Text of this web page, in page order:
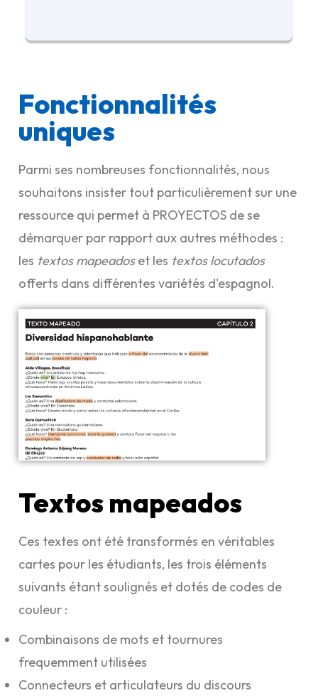
Fonctionnalités
uniques
Parmi ses nombreuses fonctionnalités, nous
souhaitons insister tout particulièrement sur une
ressource qui permet à PROYECTOS de se
démarquer par rapport aux autres méthodes :
les textos mapeadoset les textos locutados
offerts dans différentes variétés d'espagnol.
Textos mapeados
Ces textes ont été transformés en véritables
cartes pour les étudiants, les trois éléments
suivants étant soulignés et dotés de codes de
couleur :
Combinaisons de mots et tournures
frequemment utilisées
Connecteurs et articulateurs du discours